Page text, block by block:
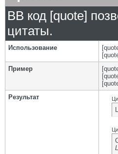
BB код [quote]
цитаты.
Использование
Пример
Результат